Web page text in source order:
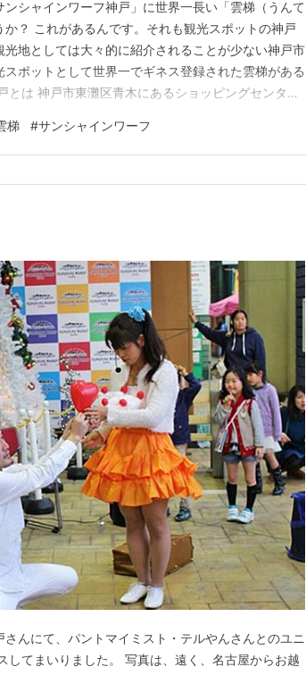
シャインワーフ神戸」に世界一長い「雲梯（うんて
？ これがあるんです。それも観光スポットの神戸
地としては大々的に紹介されることが少ない神戸市
ポットとして世界一でギネス登録された雲梯がある
とは 神戸市東灘区青木にあるショッピングセンター
た。 休日になるとフリーマーケットや子供向けの
催しています。 サ…
梯 #サンシャインワーフ
んにて、パントマイミスト・テルやんさんとのユニ
してまいりました。 写真は、遠く、名古屋からお越